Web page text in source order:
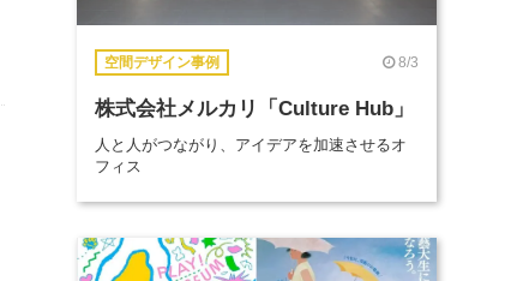
空間デザイン事例 8/3
株式会社メルカリ「Culture Hub」
人と人がつながり、アイデアを加速させるオ
フィス